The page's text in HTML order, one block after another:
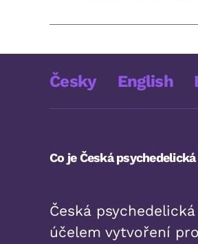
Česky English
Co je Česká
Česká
účelem vytvoření